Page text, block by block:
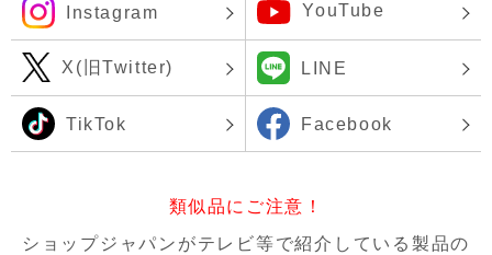
Instagram YouTube
X(旧Twitter) LINE
TikTok Facebook
類似品にご注意！
ショップジャパンがテレビ等で紹介している製品の